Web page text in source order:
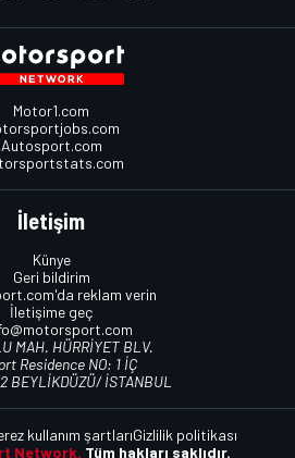
Motor1.com
Autosport.com
İletişim
Künye
Geri bildirim
reklam verin
İletişime geç
MAH. HÜRRİYET BLV.
Residence NO: 1 İÇ
BEYLİKDÜZÜ/ İSTANBUL
Network. Tüm hakları saklıdır.
kullanım şartlarıGizlilik politikası